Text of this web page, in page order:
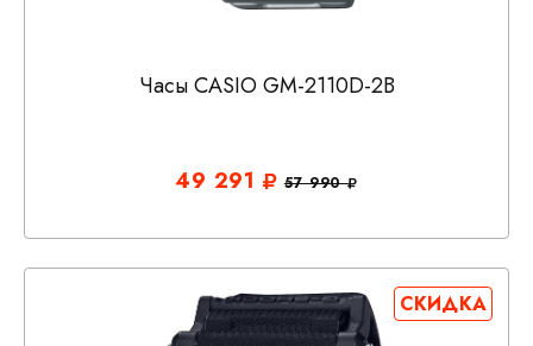
Часы CASIO GM-2110D-2B
49 291 57 990
СКИДКА